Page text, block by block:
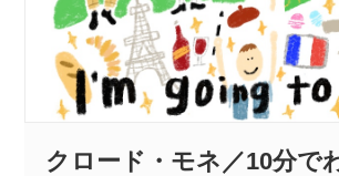
クロード・モネ／10分で